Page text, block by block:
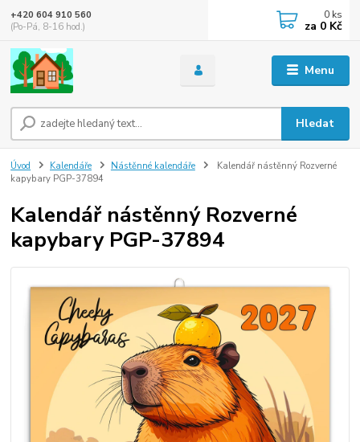
Menu
Hledat
+420 604 910 560
(Po-Pá, 8-16 hod.)
0 ks
za 0 Kč
Úvod Kalendáře Nástěnné kalendáře
Kalendář nástěnný Rozverné
kapybary PGP-37894
Kalendář nástěnný Rozverné
kapybary PGP-37894